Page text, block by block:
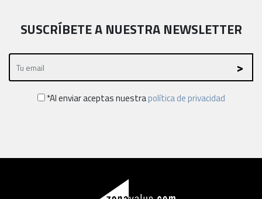
SUSCRÍBETE A NUESTRA NEWSLETTER
*Al enviar aceptas nuestrapolítica de privacidad